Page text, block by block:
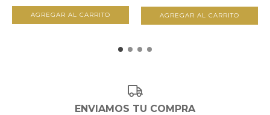
ENVIAMOS TU COMPRA